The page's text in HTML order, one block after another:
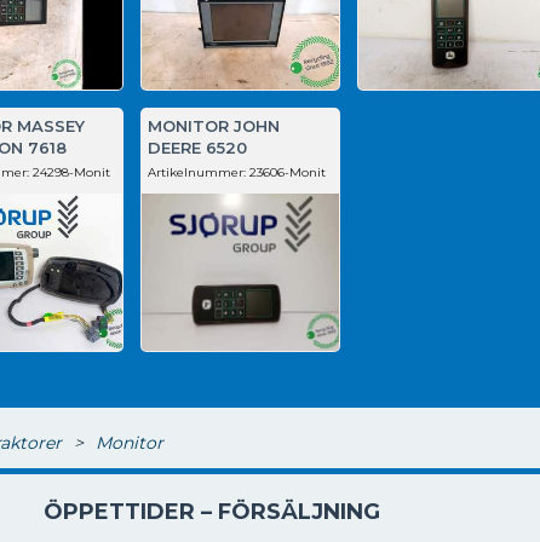
MASSEY
7618
24298-Monit
MONITOR JOHN
DEERE 6520
Artikelnummer: 23606-Monit
> Monitor
ÖPPETTIDER – FÖRSÄLJNING